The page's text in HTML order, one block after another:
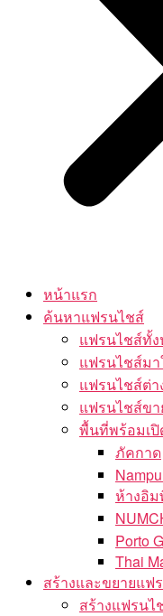
หน้าแรก
ค้นหาแฟรนไชส์
แฟรนไชส์ทั้
แฟรนไชส์ม
แฟรนไชส์ต่า
แฟรนไชส์ข
พื้นที่พร้อมเ
ภัคกาด
ห้างอิม
Porto
Thai
สร้างและขยายแฟ
สร้างแฟรนไ